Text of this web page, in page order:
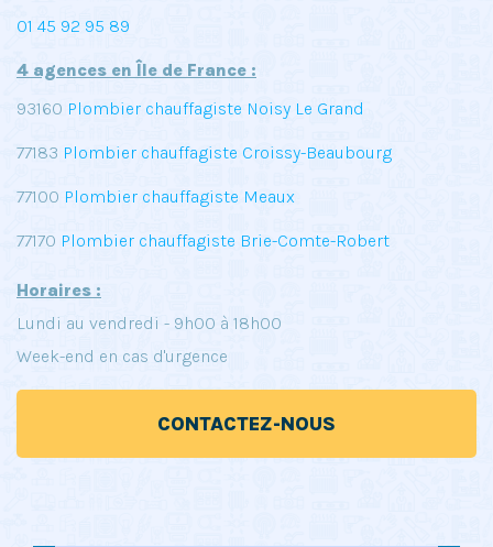
01 45 92 95 89
4 agences en Île de France :
93160 Plombier chauffagiste Noisy Le Grand
77183 Plombier chauffagiste Croissy-Beaubourg
77100 Plombier chauffagiste Meaux
77170 Plombier chauffagiste Brie-Comte-Robert
Horaires :
Lundi au vendredi - 9h00 à 18h00
Week-end en cas d'urgence
CONTACTEZ-NOUS